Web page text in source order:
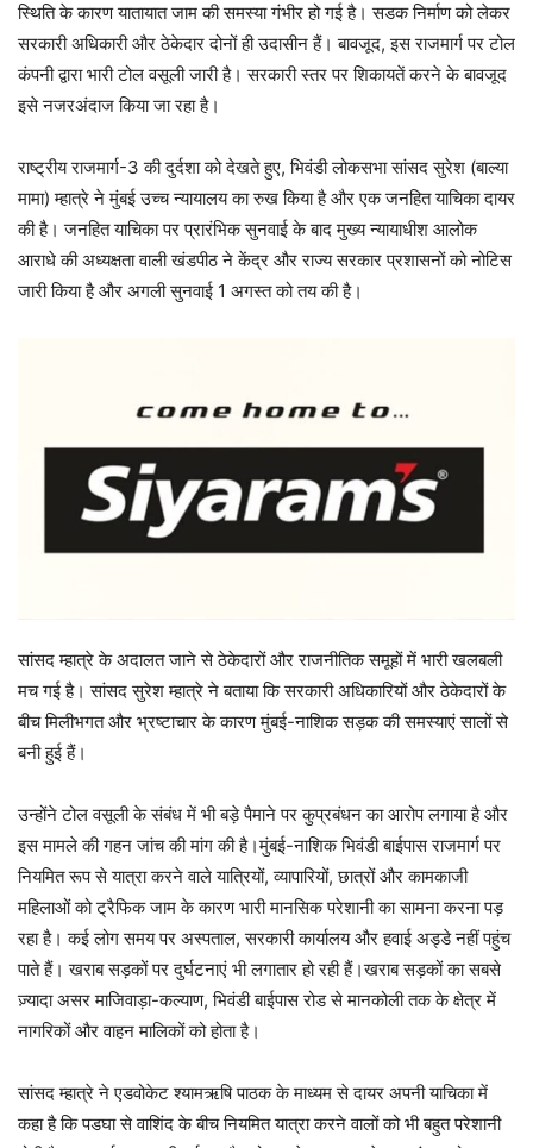
स्थिति के कारण यातायात जाम की समस्या गंभीर हो गई है। सडक निर्माण को लेकर
सरकारी अधिकारी और ठेकेदार दोनों ही उदासीन हैं। बावजूद, इस राजमार्ग पर टोल
कंपनी द्वारा भारी टोल वसूली जारी है। सरकारी स्तर पर शिकायतें करने के बावजूद
इसे नजरअंदाज किया जा रहा है।
राष्ट्रीय राजमार्ग-3 की दुर्दशा को देखते हुए, भिवंडी लोकसभा सांसद सुरेश (बाल्या
मामा) म्हात्रे ने मुंबई उच्च न्यायालय का रुख किया है और एक जनहित याचिका दायर
की है। जनहित याचिका पर प्रारंभिक सुनवाई के बाद मुख्य न्यायाधीश आलोक
आराधे की अध्यक्षता वाली खंडपीठ ने केंद्र और राज्य सरकार प्रशासनों को नोटिस
जारी किया है और अगली सुनवाई 1 अगस्त को तय की है।
सांसद म्हात्रे के अदालत जाने से ठेकेदारों और राजनीतिक समूहों में भारी खलबली
मच गई है। सांसद सुरेश म्हात्रे ने बताया कि सरकारी अधिकारियों और ठेकेदारों के
बीच मिलीभगत और भ्रष्टाचार के कारण मुंबई-नाशिक सड़क की समस्याएं सालों से
बनी हुई हैं।
उन्होंने टोल वसूली के संबंध में भी बड़े पैमाने पर कुप्रबंधन का आरोप लगाया है और
इस मामले की गहन जांच की मांग की है।मुंबई-नाशिक भिवंडी बाईपास राजमार्ग पर
नियमित रूप से यात्रा करने वाले यात्रियों, व्यापारियों, छात्रों और कामकाजी
महिलाओं को ट्रैफिक जाम के कारण भारी मानसिक परेशानी का सामना करना पड़
रहा है। कई लोग समय पर अस्पताल, सरकारी कार्यालय और हवाई अड्डे नहीं पहुंच
पाते हैं। खराब सड़कों पर दुर्घटनाएं भी लगातार हो रही हैं।खराब सड़कों का सबसे
ज़्यादा असर माजिवाड़ा-कल्याण, भिवंडी बाईपास रोड से मानकोली तक के क्षेत्र में
नागरिकों और वाहन मालिकों को होता है।
सांसद म्हात्रे ने एडवोकेट श्यामऋषि पाठक के माध्यम से दायर अपनी याचिका में
कहा है कि पडघा से वाशिंद के बीच नियमित यात्रा करने वालों को भी बहुत परेशानी